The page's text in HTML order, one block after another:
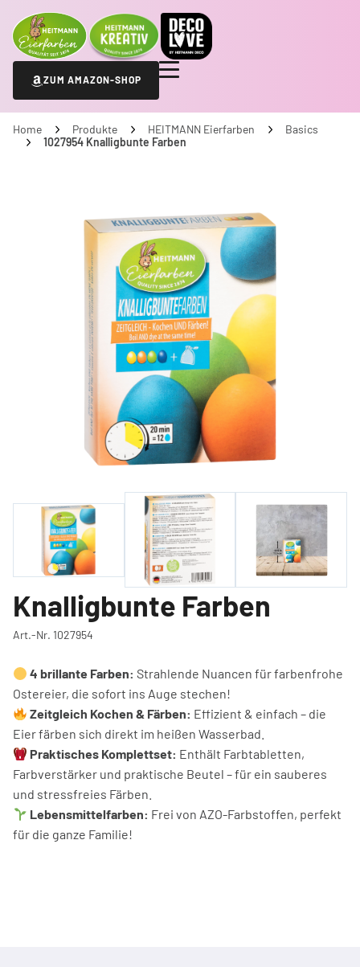
ZUM AMAZON-SHOP
Home Produkte HEITMANN Eierfarben
Basics
1027954 Knalligbunte Farben
Knalligbunte Farben
Art.-Nr. 1027954
4 brillante Farben: Strahlende Nuancen für farbenfrohe
Ostereier, die sofort ins Auge stechen!
Zeitgleich Kochen & Färben: Effizient & einfach – die
Eier färben sich direkt im heißen Wasserbad.
Praktisches Komplettset: Enthält Farbtabletten,
Farbverstärker und praktische Beutel – für ein sauberes
und stressfreies Färben.
Lebensmittelfarben: Frei von AZO-Farbstoffen, perfekt
für die ganze Familie!